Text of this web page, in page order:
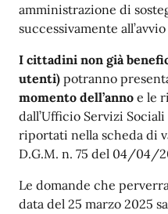
amministrazione di
successivamente
I cittadini non già
utenti) potranno
momento dell’anno e le
dall’Ufficio Servizi
riportati nella scheda di
D.G.M. n. 75 del 04/04/
Le domande che
data del 25 marzo 2025